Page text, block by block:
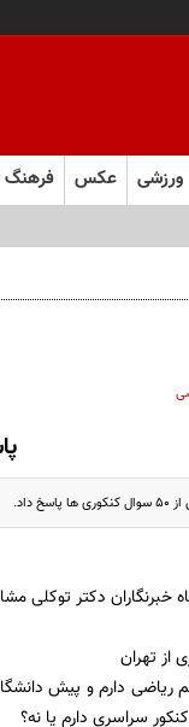
ورزشی عکس فرهنگ
داد.
خبرنگاران دکتر توکلی
از تهران
ریاضی دارم و پیش
سراسری دارم یا نه؟